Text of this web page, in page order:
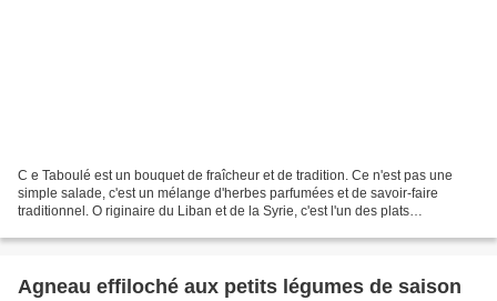
C e Taboulé est un bouquet de fraîcheur et de tradition. Ce n'est pas une
simple salade, c'est un mélange d'herbes parfumées et de savoir-faire
traditionnel. O riginaire du Liban et de la Syrie, c'est l'un des plats
Agneau effiloché aux petits légumes de saison